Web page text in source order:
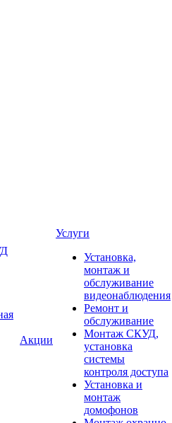
Акции
Услуги
Установка,
монтаж и
обслуживание
видеонаблюдения
Ремонт и
обслуживание
Монтаж СКУД,
установка
системы
контроля доступа
Установка и
монтаж
домофонов